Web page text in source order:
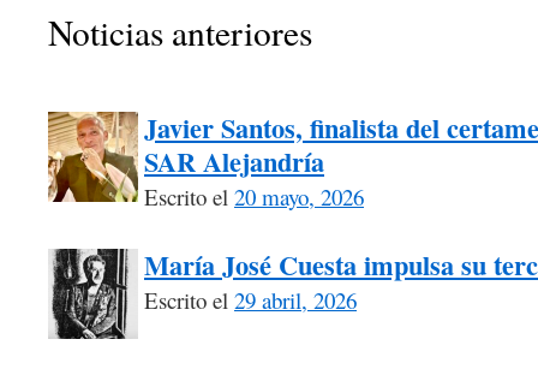
Noticias anteriores
Javier Santos, finalista del
SAR Alejandría
Escrito el 20 mayo, 2026
María José Cuesta impulsa su
Escrito el 29 abril, 2026